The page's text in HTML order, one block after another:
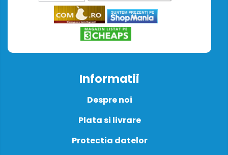
Informatii
Despre noi
Plata si livrare
Protectia datelor